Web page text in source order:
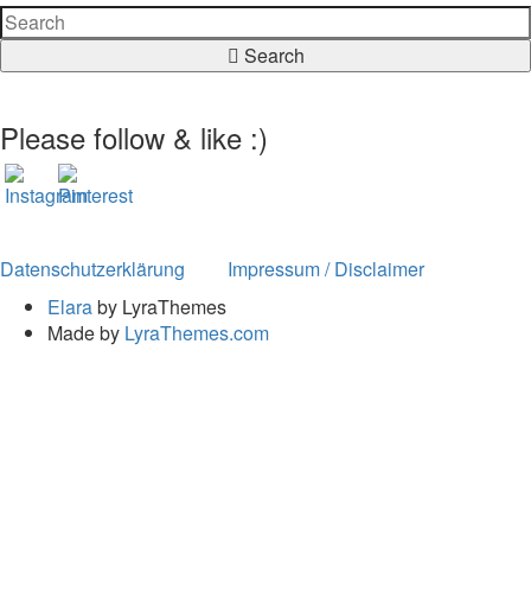
Search
Please follow & like :)
Datenschutzerklärung
Impressum / Disclaimer
Elaraby LyraThemes
Made by LyraThemes.com